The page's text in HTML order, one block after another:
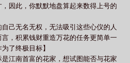
因此，你默默地盘算起来数得上号的
自己无名无权，无法吸引这些心仪的人
，积累钱财重造万花的任务更简单一
了终极目标】
是江南首富的花家，想试图能否与花家